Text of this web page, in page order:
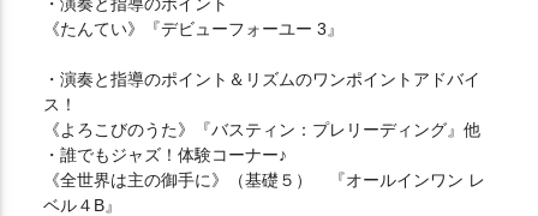
《たんてい》『デビューフォーユー 3』
・演奏と指導のポイント＆リズムのワンポイントアドバイ
ス！
《よろこびのうた》『バスティン：プレリーディング』他
・誰でもジャズ！体験コーナー♪
《全世界は主の御手に》（基礎５） 『オールインワン レ
ベル４B』